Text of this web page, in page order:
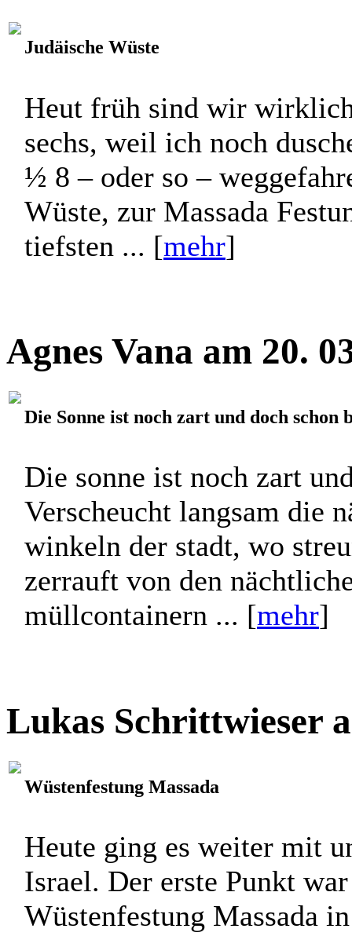
Patrick Klein am 20.
Judäische Wüste
Heut früh sind wir
sechs, weil ich noch
tiefsten ... [mehr]
Agnes Vana am 20.
Die Sonne ist noch zart und doch schon
Die sonne ist noch zart
Verscheucht langsam die
müllcontainern ... [mehr]
Lukas Schrittwieser
Wüstenfestung Massada